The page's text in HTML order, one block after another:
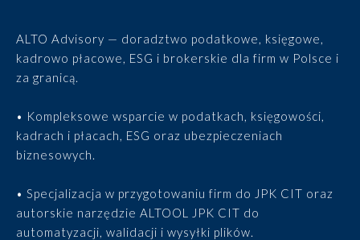
ALTO Advisory — doradztwo podatkowe, księgowe,
kadrowo płacowe, ESG i brokerskie dla firm w Polsce i
za granicą.
• Kompleksowe wsparcie w podatkach, księgowości,
kadrach i płacach, ESG oraz ubezpieczeniach
biznesowych.
• Specjalizacja w przygotowaniu firm do JPK CIT oraz
autorskie narzędzie ALTOOL JPK CIT do
automatyzacji, walidacji i wysyłki plików.